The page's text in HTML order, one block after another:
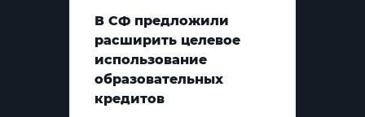
В СФ предложили
расширить целевое
использование
образовательных
кредитов